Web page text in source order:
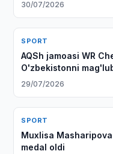
30/07/2026
SPORT
AQSh jamoasi WR
O'zbekistonni
29/07/2026
SPORT
Muxlisa
medal oldi